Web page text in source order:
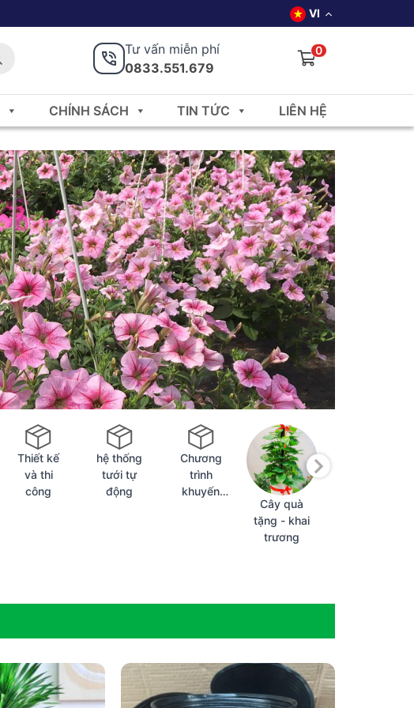
VI
Tư vấn miễn phí
0833.551.679
0
CHÍNH SÁCH TIN TỨC LIÊN HỆ
Thiết kế
và thi
công
hệ thống
tưới tự
động
Chương
trình
khuyến
Cây quà
tặng - khai
trương